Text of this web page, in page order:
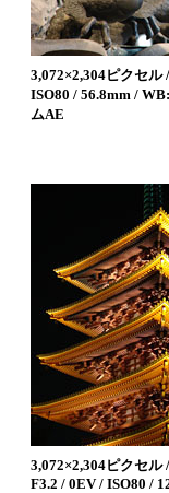
3,072×2,304ピクセル
ISO80 / 56.8mm /
ムAE
3,072×2,304ピクセル
F3.2 / 0EV / ISO80 /